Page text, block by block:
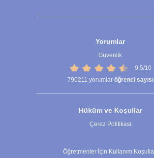
Yorumlar
Güvenlik
9,5/10
790211 yorumlar öğrenci sayısı
Hüküm ve Koşullar
Çerez Politikası
Öğretmenler İçin Kullanım